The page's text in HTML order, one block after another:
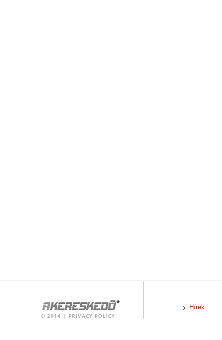
© 2014 | PRIVACY POLICY
Hírek